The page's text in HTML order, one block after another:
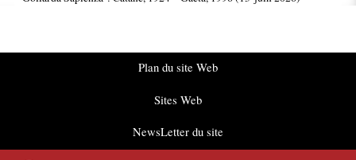
Plan du site Web
Sites Web
NewsLetter du site